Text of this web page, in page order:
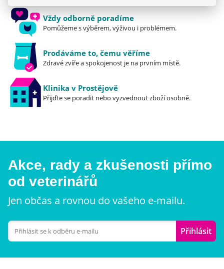
Vždy odborně poradíme
Pomůžeme s výběrem, výživou i problémem.
Prodáváme to, čemu věříme
Zdravé zvíře a spokojenost je na prvním místě.
Klinika v Prostějově
Přijďte se poradit nebo vyzvednout zboží osobně.
Akce, rady a zkušenosti přímo
od veterinářů
Jen občas a rovnou do vašeho e-mailu.
Přihlásit